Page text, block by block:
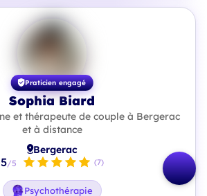
Praticien engagé
Sophia Biard
et thérapeute de couple à Bergerac
et à distance
Bergerac
5/5 (7)
Psychothérapie